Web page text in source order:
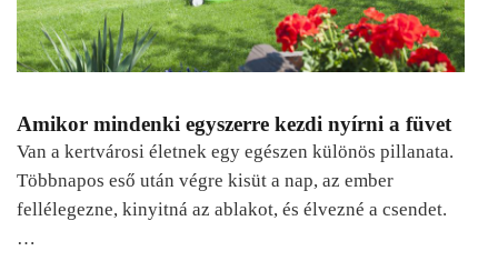
Amikor mindenki egyszerre kezdi nyírni a füvet
Van a kertvárosi életnek egy egészen különös pillanata.
Többnapos eső után végre kisüt a nap, az ember
fellélegezne, kinyitná az ablakot, és élvezné a csendet.
…